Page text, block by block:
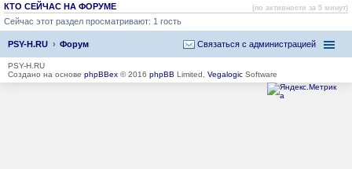
КТО СЕЙЧАС НА ФОРУМЕ (по активности за 5 минут)
Сейчас этот раздел просматривают: 1 гость
PSY-H.RU Форум Связаться с администрацией
PSY-H.RU
Создано на основе phpBBex © 2016 phpBB Limited, Vegalogic Software